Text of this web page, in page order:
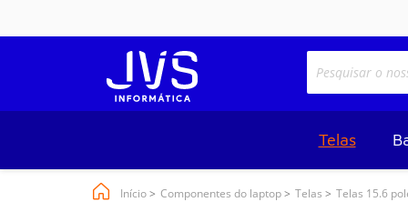
Telas
Início Componentes do laptop Telas Telas 15.6